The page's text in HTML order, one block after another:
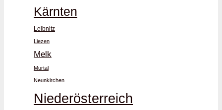
Kärnten
Leibnitz
Liezen
Melk
Murtal
Neunkirchen
Niederösterreich